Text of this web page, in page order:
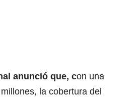
anunció que, con una
la cobertura del